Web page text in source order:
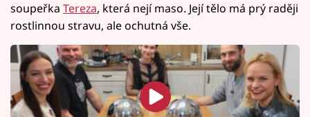
soupeřka Tereza, která nejí maso. Její tělo má prý raději
rostlinnou stravu, ale ochutná vše.